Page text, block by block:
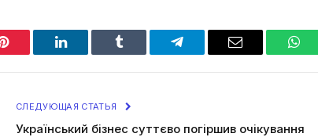
Pinterest LinkedIn Tumblr Telegram Email
СЛЕДУЮЩАЯ СТАТЬЯ
Український бізнес суттєво погіршив очікування